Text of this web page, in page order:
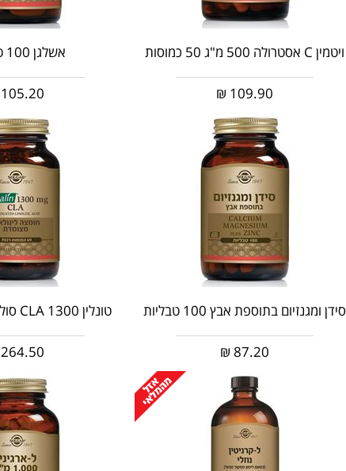
ויטמין C אסטרולה 500 מ"ג 50 כמוסות
109.90
₪
אשלגן 100 טבליות
105.20
סידן ומגנזיום בתוספת אבץ 100 טבליות
87.20
₪
טונלין 1300 CLA סולגאר 60 כמוסות
264.50